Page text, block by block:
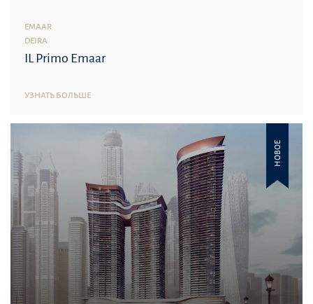
EMAAR
DEIRA
IL Primo Emaar
УЗНАТЬ БОЛЬШЕ
НОВОЕ